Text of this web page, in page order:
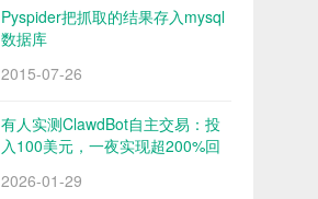
Pyspider把抓取的结果存入mysql
数据库
2015-07-26
有人实测ClawdBot自主交易：投
入100美元，一夜实现超200%回
2026-01-29